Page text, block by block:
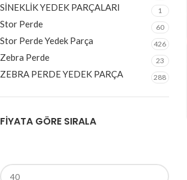
SİNEKLİK YEDEK PARÇALARI 1
Stor Perde 60
Stor Perde Yedek Parça 426
Zebra Perde 23
ZEBRA PERDE YEDEK PARÇA 288
FIYATA GÖRE SIRALA